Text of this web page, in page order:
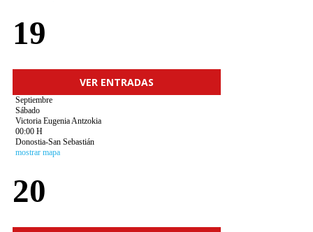
19
VER ENTRADAS
Septiembre
Sábado
Victoria Eugenia Antzokia
00:00 H
Donostia-San Sebastián
mostrar mapa
20